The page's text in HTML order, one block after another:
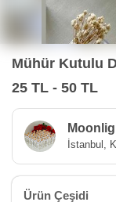
Mühür Kutulu
25 TL - 50 TL
İstanbul,
Ürün Çeşidi